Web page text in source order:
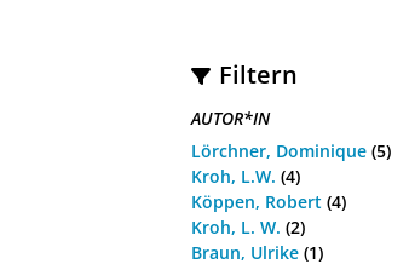
Filtern
AUTOR*IN
Lörchner, Dominique (5)
Kroh, L.W. (4)
Köppen, Robert (4)
Kroh, L. W. (2)
Braun, Ulrike (1)